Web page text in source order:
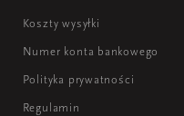
Koszty wysyłki
Numer konta bankowego
Polityka prywatności
Regulamin